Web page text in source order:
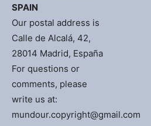
SPAIN
Our postal address is
Calle de Alcalá, 42,
28014 Madrid, España
For questions or
comments, please
write us at:
mundour.copyright@gmail.com